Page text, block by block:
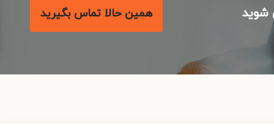
همین حالا تماس بگیرید